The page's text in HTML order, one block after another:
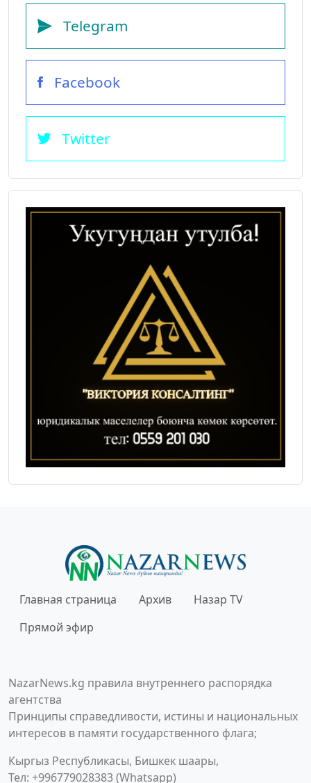
Telegram
Facebook
Twitter
Главная страница Архив
Назар TV
Прямой эфир
NazarNews.kg правила внутреннего распорядка
агентства
Принципы справедливости, истины и национальных
интересов в памяти государственного флага;
Кыргыз Республикасы, Бишкек шаары,
Тел: +996779028383 (Whatsapp)